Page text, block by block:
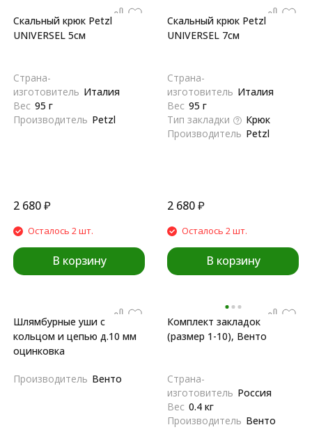
Скальный крюк Petzl
UNIVERSEL 5см
Страна-
изготовитель Италия
Вес 95 г
Производитель Petzl
2 680₽
Осталось 2 шт.
В корзину
Скальный крюк Petzl
UNIVERSEL 7см
Страна-
изготовитель Италия
Вес 95 г
Тип закладки
Крюк
Производитель Petzl
2 680₽
Осталось 2 шт.
В корзину
Шлямбурные уши с
кольцом и цепью д.10 мм
оцинковка
Производитель Венто
Комплект закладок
(размер 1-10), Венто
Страна-
изготовитель Россия
Вес 0.4 кг
Производитель Венто